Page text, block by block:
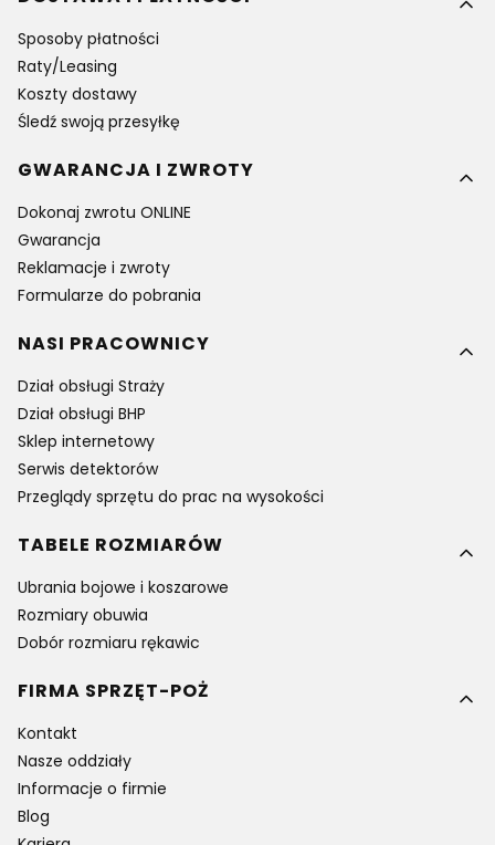
Sposoby płatności
Raty/Leasing
Koszty dostawy
Śledź swoją przesyłkę
GWARANCJA I ZWROTY
Dokonaj zwrotu ONLINE
Gwarancja
Reklamacje i zwroty
Formularze do pobrania
NASI PRACOWNICY
Dział obsługi Straży
Dział obsługi BHP
Sklep internetowy
Serwis detektorów
Przeglądy sprzętu do prac na wysokości
TABELE ROZMIARÓW
Ubrania bojowe i koszarowe
Rozmiary obuwia
Dobór rozmiaru rękawic
FIRMA SPRZĘT-POŻ
Kontakt
Nasze oddziały
Informacje o firmie
Blog